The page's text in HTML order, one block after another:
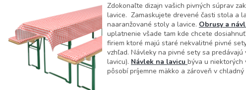
Zdokonaľte dizajn vašich pivných súprav
lavice. Zamaskujete drevené časti stola a
naaranžované stoly a lavice. Obrusy a
uplatnenie všade tam kde chcete
firiem ktoré majú staré nekvalitné pivné
vzhľad. Návleky na pivné sety sa
lavicu). Návlek na lavicu býva u niektorých
pôsobí príjemne mäkko a zároveň v